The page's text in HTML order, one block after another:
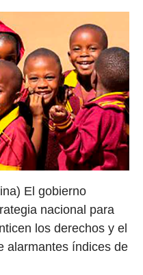
El gobierno
nacional para
los derechos y el
alarmantes índices de